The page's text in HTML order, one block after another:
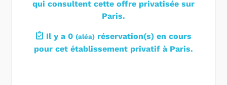
qui consultent cette offre privatisée sur
Paris.
Il y a 0 (aléa) réservation(s) en cours
pour cet établissement privatif à Paris.